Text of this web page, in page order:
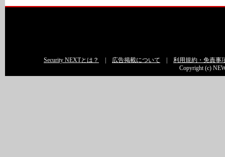
Security NEXTとは？ 広告掲載について
利用規約・免責事
Copyright (c)